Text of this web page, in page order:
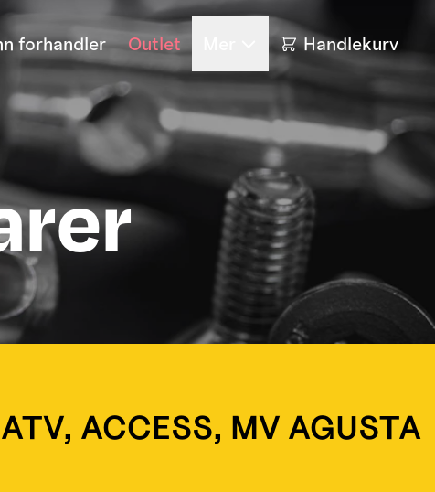
forhandler Outlet Handlekurv
ACCESS, MV AGUSTA